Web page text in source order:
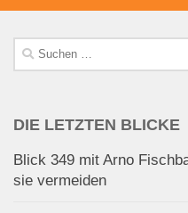
Suchen
nach:
DIE LETZTEN BLICKE
Blick 349 mit Arno
sie vermeiden